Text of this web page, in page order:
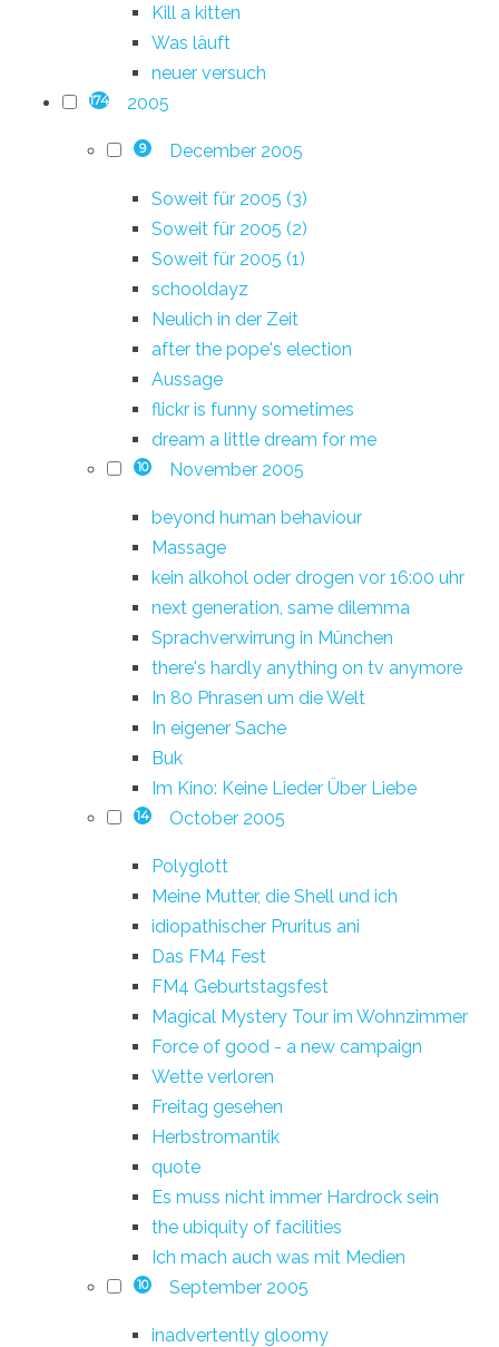
Kill a kitten
Was läuft
neuer versuch
174 2005
9 December 2005
Soweit für 2005 (3)
Soweit für 2005 (2)
Soweit für 2005 (1)
schooldayz
Neulich in der Zeit
after the pope's election
Aussage
flickr is funny sometimes
dream a little dream for me
10 November 2005
beyond human behaviour
Massage
kein alkohol oder drogen vor 16:00 uhr
next generation, same dilemma
Sprachverwirrung in München
there's hardly anything on tv anymore
In 80 Phrasen um die Welt
In eigener Sache
Buk
Im Kino: Keine Lieder Über Liebe
14 October 2005
Polyglott
Meine Mutter, die Shell und ich
idiopathischer Pruritus ani
Das FM4 Fest
FM4 Geburtstagsfest
Magical Mystery Tour im Wohnzimmer
Force of good - a new campaign
Wette verloren
Freitag gesehen
Herbstromantik
quote
Es muss nicht immer Hardrock sein
the ubiquity of facilities
Ich mach auch was mit Medien
10 September 2005
inadvertently gloomy